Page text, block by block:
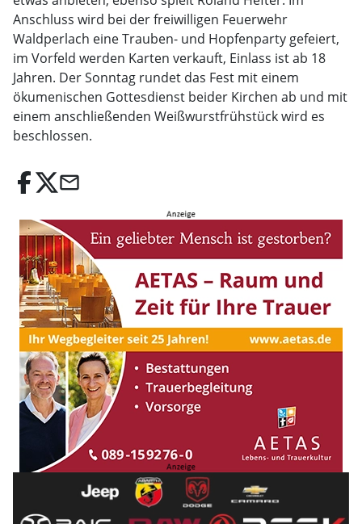
Anschluss wird bei der freiwilligen Feuerwehr
Waldperlach eine Trauben- und Hopfenparty gefeiert,
im Vorfeld werden Karten verkauft, Einlass ist ab 18
Jahren. Der Sonntag rundet das Fest mit einem
ökumenischen Gottesdienst beider Kirchen ab und mit
einem anschließenden Weißwurstfrühstück wird es
beschlossen.
email